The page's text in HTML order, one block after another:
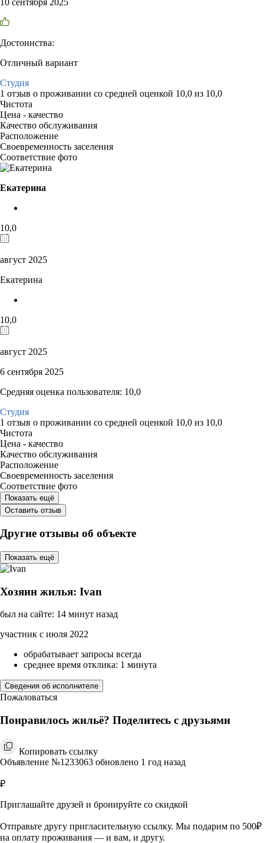
Достоинства:
Отличный вариант
Студия
1 отзыв о проживании со средней оценкой 10,0 из 10,0
Чистота
Цена - качество
Качество обслуживания
Расположение
Своевременность заселения
Соответствие фото
Екатерина
10,0
август 2025
Екатерина
10,0
август 2025
6 сентября 2025
Средняя оценка пользователя: 10,0
Студия
1 отзыв о проживании со средней оценкой 10,0 из 10,0
Чистота
Цена - качество
Качество обслуживания
Расположение
Своевременность заселения
Соответствие фото
Показать ещё
Оставить отзыв
Другие отзывы об объекте
Показать ещё
Хозяин жилья: Ivan
был на сайте: 14 минут назад
участник с июля 2022
обрабатывает запросы всегда
среднее время отклика: 1 минута
Сведения об исполнителе
Пожаловаться
Понравилось жильё? Поделитесь с друзьями
Копировать ссылку
Объявление №1233063 обновлено 1 год назад
₽
Приглашайте друзей и бронируйте со скидкой
Отправьте другу пригласительную ссылку. Мы подарим по 500₽
на оплату проживания — и вам, и другу.